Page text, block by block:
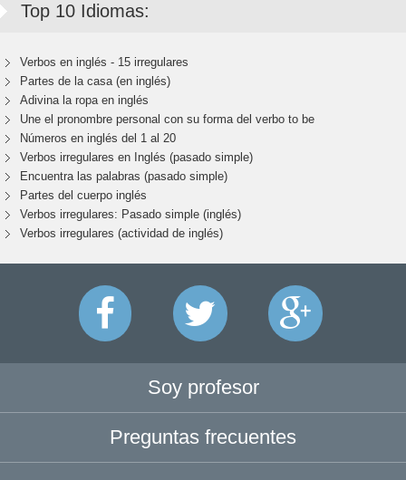
Top 10 Idiomas:
Verbos en inglés - 15 irregulares
Partes de la casa (en inglés)
Adivina la ropa en inglés
Une el pronombre personal con su forma del verbo to be
Números en inglés del 1 al 20
Verbos irregulares en Inglés (pasado simple)
Encuentra las palabras (pasado simple)
Partes del cuerpo inglés
Verbos irregulares: Pasado simple (inglés)
Verbos irregulares (actividad de inglés)
Soy profesor
Preguntas frecuentes